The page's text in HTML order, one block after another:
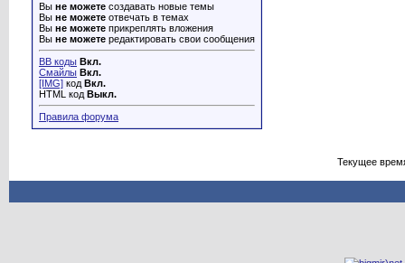
Вы не можете создавать новые темы
Вы не можете отвечать в темах
Вы не можете прикреплять вложения
Вы не можете редактировать свои сообщения
BB коды Вкл.
Смайлы Вкл.
[IMG] код Вкл.
HTML код Выкл.
Правила форума
Текущее